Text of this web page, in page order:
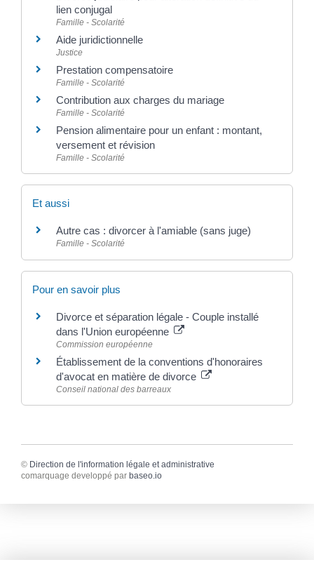
lien conjugal
Famille - Scolarité
Aide juridictionnelle
Justice
Prestation compensatoire
Famille - Scolarité
Contribution aux charges du mariage
Famille - Scolarité
Pension alimentaire pour un enfant : montant,
versement et révision
Famille - Scolarité
Et aussi
Autre cas : divorcer à l'amiable (sans juge)
Famille - Scolarité
Pour en savoir plus
Divorce et séparation légale - Couple installé
dans l'Union européenne
Commission européenne
Établissement de la conventions d'honoraires
d'avocat en matière de divorce
Conseil national des barreaux
© Direction de l'information légale et administrative
comarquage developpé par baseo.io